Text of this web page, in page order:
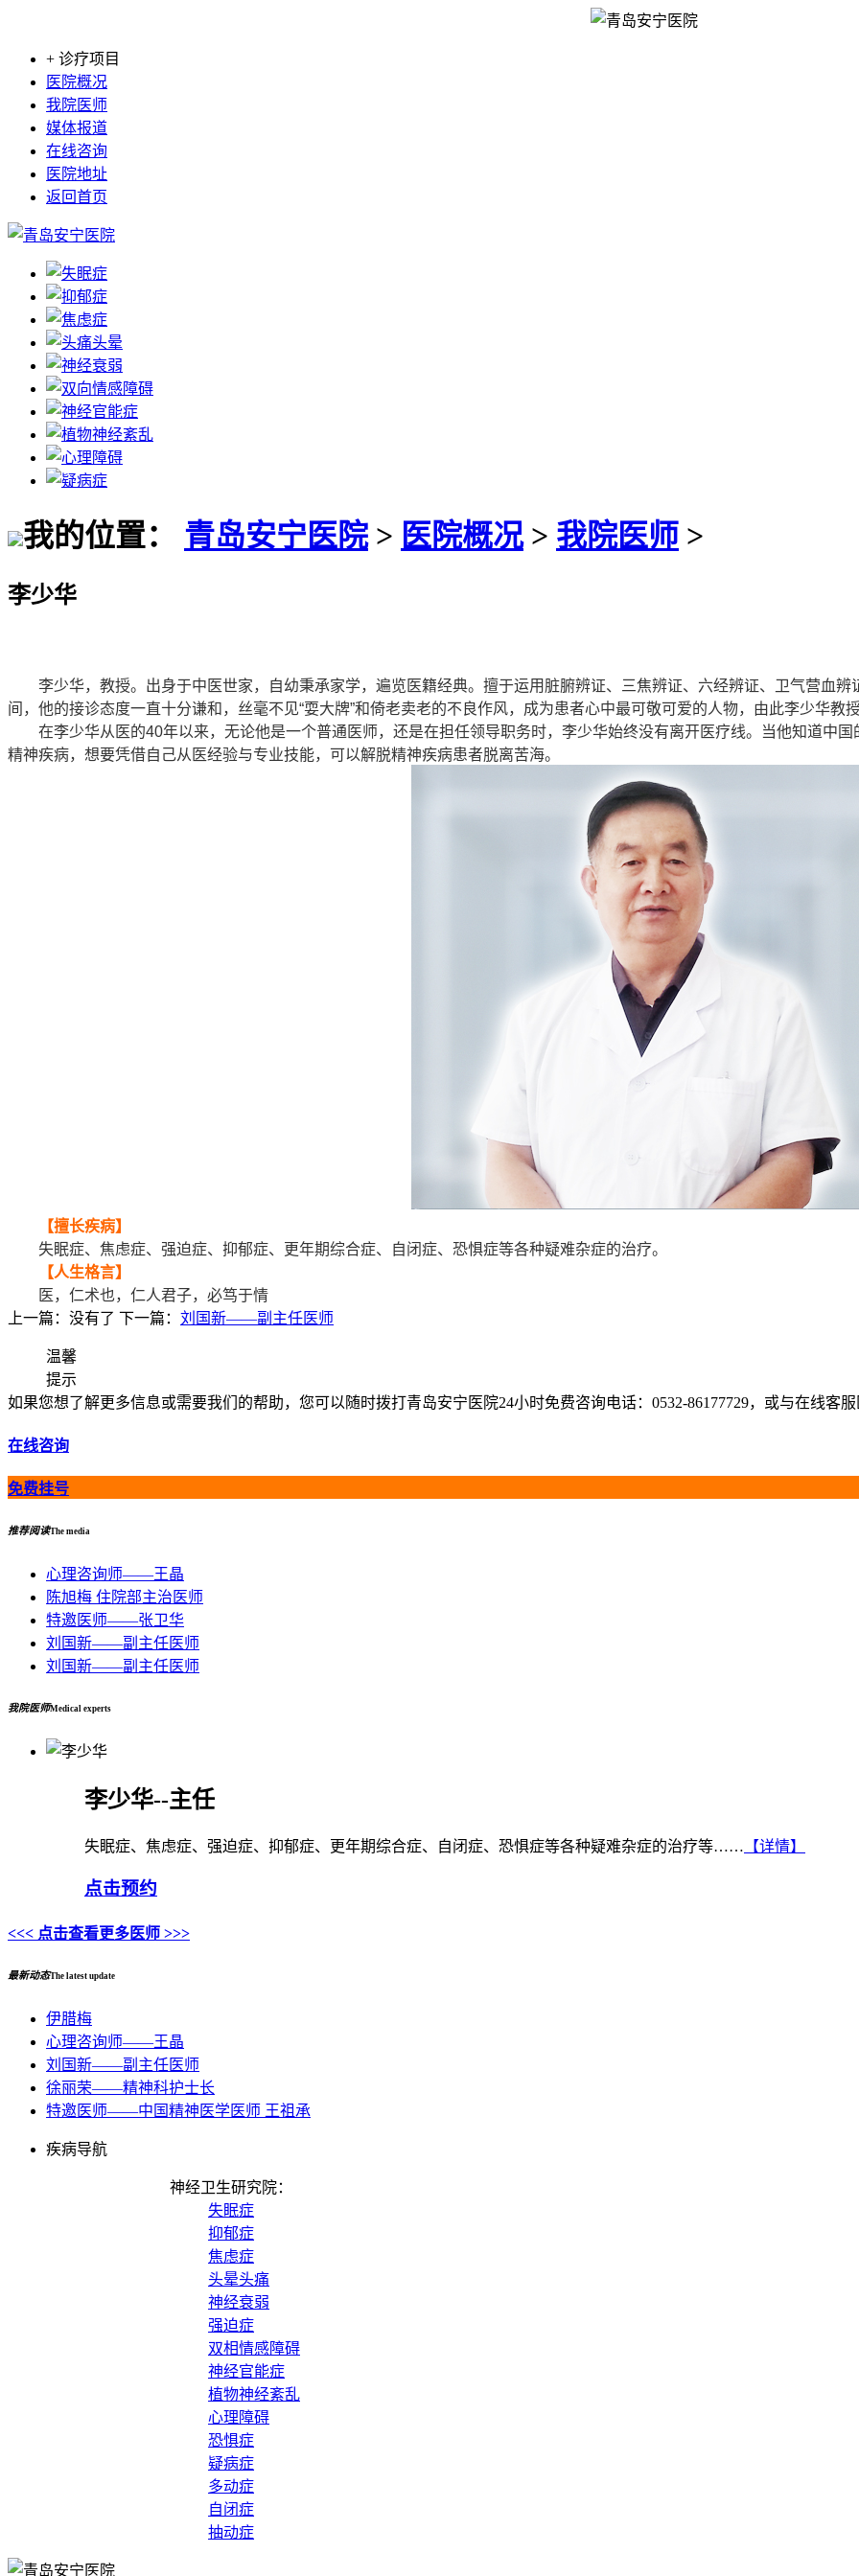
+ 诊疗项目
医院概况
我院医师
媒体报道
在线咨询
医院地址
返回首页
我的位置： 青岛安宁医院> 医院概况> 我院医师 >
李少华
李少华，教授。出身于中医世家，自幼秉承家学，遍览医籍经典。擅于运用脏腑辨证、三焦辨证、六经辨证、卫气营血辨
间，他的接诊态度一直十分谦和，丝毫不见“耍大牌”和倚老卖老的不良作风，成为患者心中最可敬可爱的人物，由此李少华教
在李少华从医的40年以来，无论他是一个普通医师，还是在担任领导职务时，李少华始终没有离开医疗线。当他知道中国
精神疾病，想要凭借自己从医经验与专业技能，可以解脱精神疾病患者脱离苦海。
【擅长疾病】
失眠症、焦虑症、强迫症、抑郁症、更年期综合症、自闭症、恐惧症等各种疑难杂症的治疗。
【人生格言】
医，仁术也，仁人君子，必笃于情
上一篇：没有了 下一篇： 刘国新——副主任医师
温馨
提示
如果您想了解更多信息或需要我们的帮助，您可以随时拨打青岛安宁医院24小时免费咨询电话：0532-86177729，或与在线客服
在线咨询
免费挂号
推荐阅读The media
心理咨询师——王晶
陈旭梅 住院部主治医师
特邀医师——张卫华
刘国新——副主任医师
刘国新——副主任医师
我院医师Medical experts
李少华--主任
失眠症、焦虑症、强迫症、抑郁症、更年期综合症、自闭症、恐惧症等各种疑难杂症的治疗等…… 【详情】
点击预约
<<< 点击查看更多医师 >>>
最新动态The latest update
伊腊梅
心理咨询师——王晶
刘国新——副主任医师
徐丽荣——精神科护士长
特邀医师——中国精神医学医师 王祖承
疾病导航
神经卫生研究院：
失眠症
抑郁症
焦虑症
头晕头痛
神经衰弱
强迫症
双相情感障碍
神经官能症
植物神经紊乱
心理障碍
恐惧症
疑病症
多动症
自闭症
抽动症